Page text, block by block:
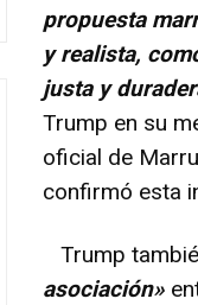
propuesta
y realista,
justa y
Trump en su
oficial de
confirmó esta
Trump
asociación»